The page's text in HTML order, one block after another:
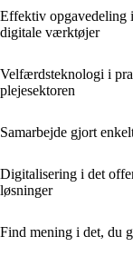
Effektiv opgavedeling
digitale værktøjer
Velfærdsteknologi i
plejesektoren
Samarbejde gjort
Digitalisering i det
løsninger
Find mening i det, du